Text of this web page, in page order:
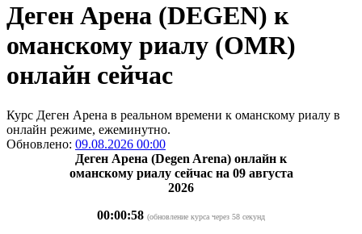
Деген Арена (DEGEN) к
оманскому риалу (OMR)
онлайн сейчас
Курс Деген Арена в реальном времени к оманскому риалу в
онлайн режиме, ежеминутно.
Обновлено: 09.08.2026 00:00
Деген Арена (Degen Arena) онлайн к
оманскому риалу сейчас на 09 августа
2026
00:00:58 (обновление курса через 58 секунд